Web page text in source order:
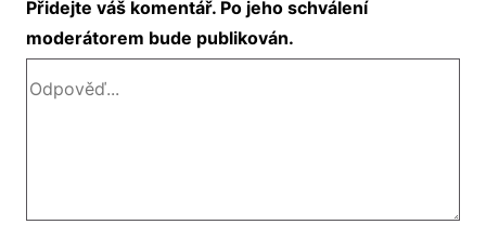
Přidejte váš komentář. Po jeho schválení
moderátorem bude publikován.